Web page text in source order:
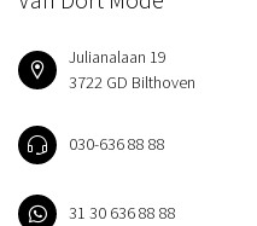
Julianalaan 19
3722 GD Bilthoven
030-636 88 88
31 30 636 88 88